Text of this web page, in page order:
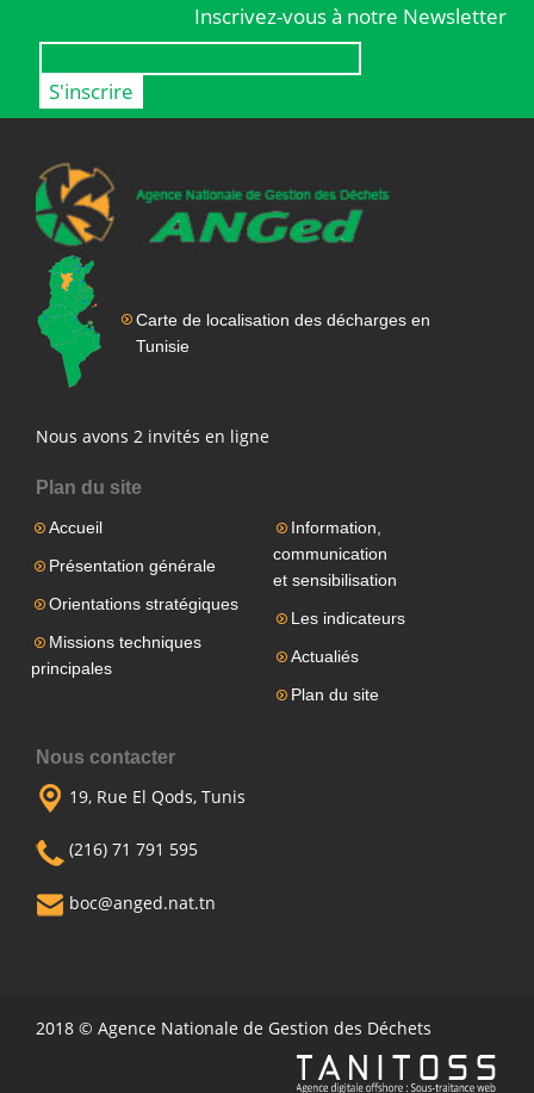
Inscrivez-vous à notre Newsletter
Carte de localisation des décharges en
Tunisie
Nous avons 2 invités en ligne
Plan du site
Accueil
Présentation générale
Orientations stratégiques
Missions techniques
principales
Information,
communication
et sensibilisation
Les indicateurs
Actualiés
Plan du site
Nous contacter
19, Rue El Qods, Tunis
(216) 71 791 595
boc@anged.nat.tn
2018 © Agence Nationale de Gestion des Déchets